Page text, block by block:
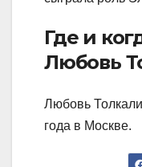
Где и
Любовь
Любовь
года в Москве.